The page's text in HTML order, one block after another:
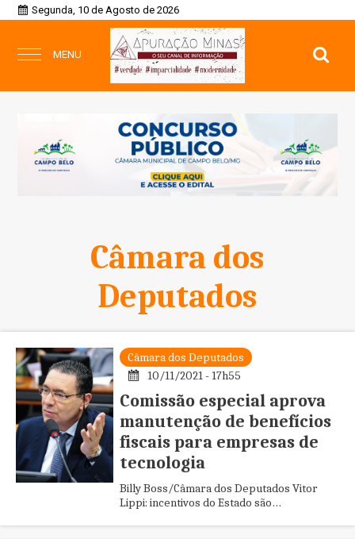
Segunda, 10 de Agosto de 2026
MENU
Câmara dos
Deputados
Câmara dos Deputados
10/11/2021 - 17h55
Comissão especial aprova
manutenção de benefícios
fiscais para empresas de
tecnologia
Billy Boss/Câmara dos Deputados Vitor
Lippi: incentivos do Estado são